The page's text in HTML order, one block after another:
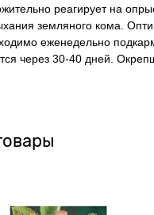
реагирует на
земляного кома.
еженедельно
через 30-40 дней.